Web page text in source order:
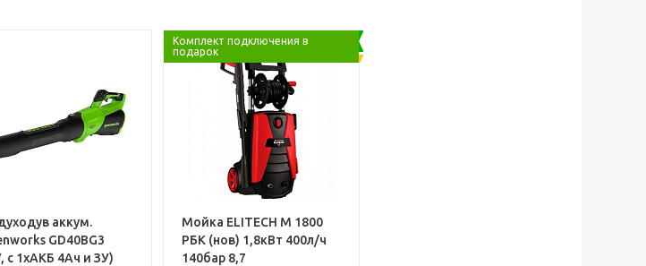
аккум.
GD40BG3
с 1хАКБ 4Ач и ЗУ)
Комплект подключения в
подарок
Мойка ELITECH М 1800
РБК (нов) 1,8кВт 400л/ч
140бар 8,7